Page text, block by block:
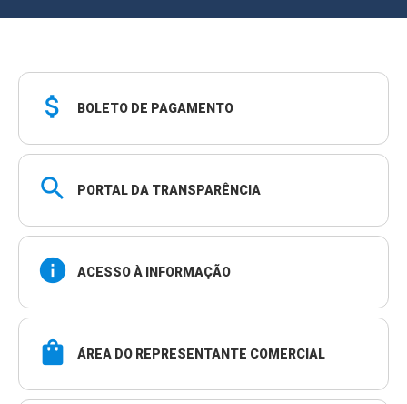
attach_money BOLETO DE PAGAMENTO
search PORTAL DA TRANSPARÊNCIA
info ACESSO À INFORMAÇÃO
shopping_bag ÁREA DO REPRESENTANTE COMERCIAL